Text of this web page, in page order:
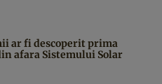
ar fi descoperit prima
afara Sistemului Solar